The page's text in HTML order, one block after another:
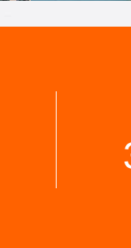
และโรงงานเ